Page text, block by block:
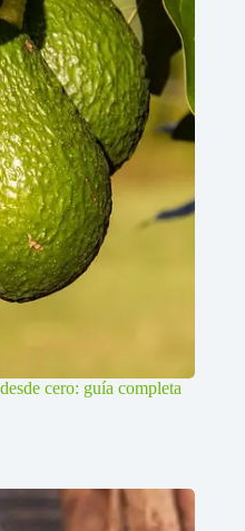
cero: guía completa